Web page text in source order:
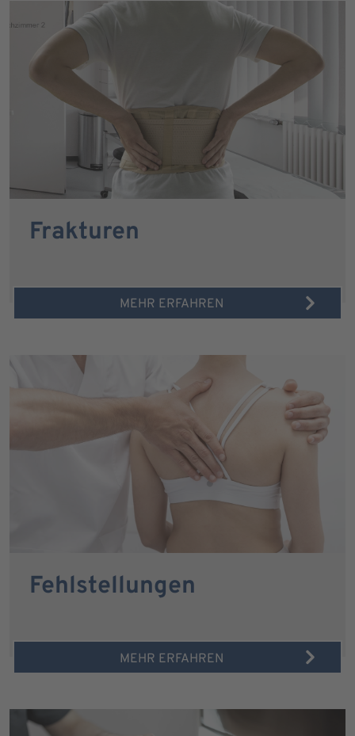
Frakturen
MEHR ERFAHREN
Fehlstellungen
MEHR ERFAHREN